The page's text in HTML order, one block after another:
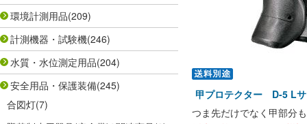
環境計測用品(209)
計測機器・試験機(246)
水質・水位測定用品(204)
安全用品・保護装備(245)
合図灯(7)
甲プロテクター D-5 L
つま先だけでなく甲部分